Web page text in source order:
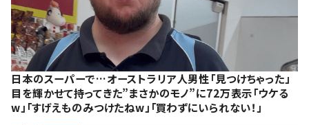
日本のスーパーで…オーストラリア人男性「見つけちゃった」
目を輝かせて持ってきた”まさかのモノ”に72万表示「ウケる
w」「すげえものみつけたねw」「買わずにいられない！」